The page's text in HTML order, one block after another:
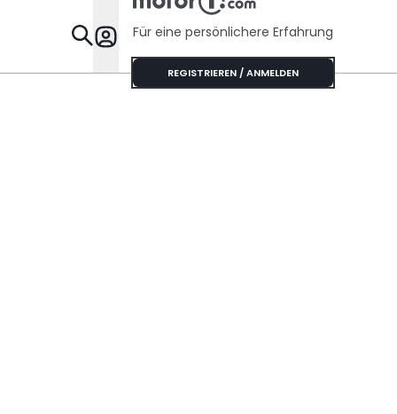
Specials
Für eine persönlichere Erfahrung
REGISTRIEREN / ANMELDEN